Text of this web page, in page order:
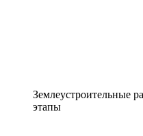
Землеустроительные
этапы